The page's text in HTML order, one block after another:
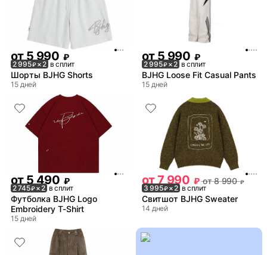
от 5 990 ₽
2 995₽× 2 в сплит
Шорты BJHG Shorts
15 дней
от 5 990 ₽
2 995₽× 2 в сплит
BJHG Loose Fit Casual Pants
15 дней
от5 490 ₽
2 745₽× 2 в сплит
Футболка BJHG Logo
Embroidery T-Shirt
15 дней
от7 990 ₽ от 8 990 ₽
3 995₽× 2 в сплит
Свитшот BJHG Sweater
14 дней